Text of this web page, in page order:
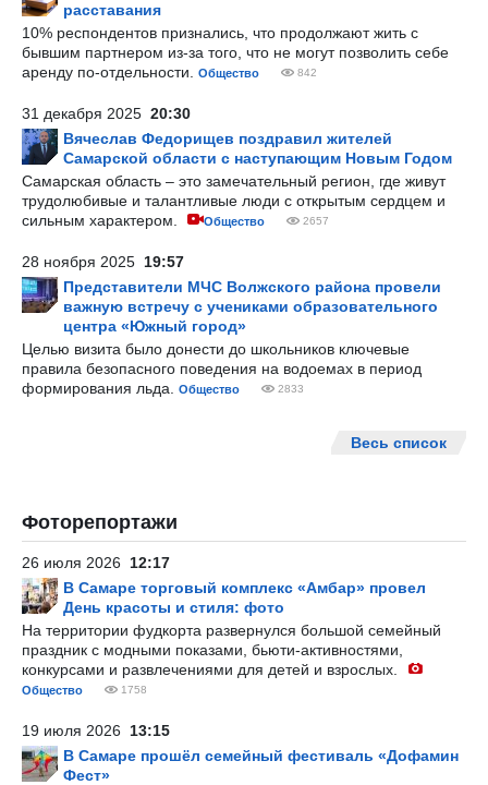
расставания
10% респондентов признались, что продолжают жить с
бывшим партнером из-за того, что не могут позволить себе
аренду по-отдельности.
Общество 842
31 декабря 2025 20:30
Вячеслав Федорищев поздравил жителей
Самарской области с наступающим Новым Годом
Самарская область – это замечательный регион, где живут
трудолюбивые и талантливые люди с открытым сердцем и
сильным характером.
Общество 2657
28 ноября 2025 19:57
Представители МЧС Волжского района провели
важную встречу с учениками образовательного
центра «Южный город»
Целью визита было донести до школьников ключевые
правила безопасного поведения на водоемах в период
формирования льда.
Общество 2833
Весь список
Фоторепортажи
26 июля 2026 12:17
В Самаре торговый комплекс «Амбар» провел
День красоты и стиля: фото
На территории фудкорта развернулся большой семейный
праздник с модными показами, бьюти-активностями,
конкурсами и развлечениями для детей и взрослых.
Общество 1758
19 июля 2026 13:15
В Самаре прошёл семейный фестиваль «Дофамин
Фест»